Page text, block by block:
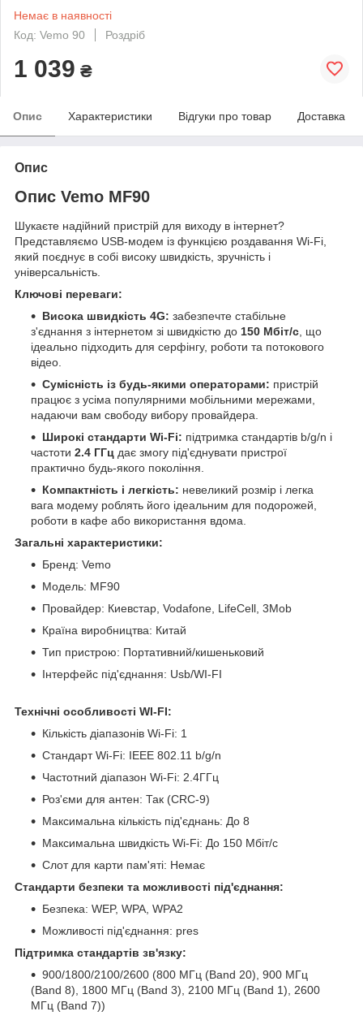
Немає в наявності
Код: Vemo 90
Роздріб
1 039 ₴
Опис Характеристики Відгуки про товар Доставка
Опис
Опис Vemo MF90
Шукаєте надійний пристрій для виходу в інтернет?
Представляємо USB-модем із функцією роздавання Wi-Fi,
який поєднує в собі високу швидкість, зручність і
універсальність.
Ключові переваги:
Висока швидкість 4G: забезпечте стабільне
з'єднання з інтернетом зі швидкістю до 150 Мбіт/с, що
ідеально підходить для серфінгу, роботи та потокового
відео.
Сумісність із будь-якими операторами: пристрій
працює з усіма популярними мобільними мережами,
надаючи вам свободу вибору провайдера.
Широкі стандарти Wi-Fi: підтримка стандартів b/g/n і
частоти 2.4 ГГц дає змогу під'єднувати пристрої
практично будь-якого покоління.
Компактність і легкість: невеликий розмір і легка
вага модему роблять його ідеальним для подорожей,
роботи в кафе або використання вдома.
Загальні характеристики:
Бренд: Vemo
Модель: MF90
Провайдер: Киевстар, Vodafone, LifeCell, 3Mob
Країна виробництва: Китай
Тип пристрою: Портативний/кишеньковий
Інтерфейс під'єднання: Usb/WI-FI
Технічні особливості WI-FI:
Кількість діапазонів Wi-Fi: 1
Стандарт Wi-Fi: IEEE 802.11 b/g/n
Частотний діапазон Wi-Fi: 2.4ГГц
Роз'єми для антен: Так (CRC-9)
Максимальна кількість під'єднань: До 8
Максимальна швидкість Wi-Fi: До 150 Мбіт/с
Слот для карти пам'яті: Немає
Стандарти безпеки та можливості під'єднання:
Безпека: WEP, WPA, WPA2
Можливості під'єднання: pres
Підтримка стандартів зв'язку:
900/1800/2100/2600 (800 МГц (Band 20), 900 МГц
(Band 8), 1800 МГц (Band 3), 2100 МГц (Band 1), 2600
МГц (Band 7))